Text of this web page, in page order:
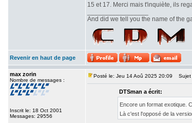
15 et 17. Merci mais t'inquiète, ils
And did we tell you the name of the
Revenir en haut de page
max zorin
Nombre de messages :
Inscrit le: 18 Oct 2001
Messages: 29556
Posté le: Jeu 14 Aoû 2025 20:09 Sujet
DTSman a écrit:
Encore un format exotique.
Là c'est l'opposé de la